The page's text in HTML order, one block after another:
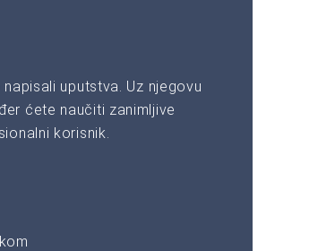
uputstva. Uz njegovu
ćete naučiti zanimljive
korisnik.